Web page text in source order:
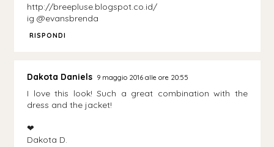
http://breepluse.blogspot.co.id/
ig @evansbrenda
RISPONDI
Dakota Daniels 9 maggio 2016 alle ore 20:55
I love this look! Such a great combination with the
dress and the jacket!
❤︎
Dakota D.